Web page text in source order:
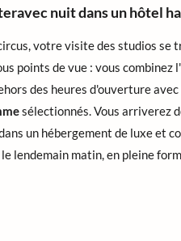
nuit dans un hôtel
votre visite des studios se
points de vue : vous combinez
des heures d'ouverture avec
sélectionnés. Vous arriverez
un hébergement de luxe et
lendemain matin, en pleine